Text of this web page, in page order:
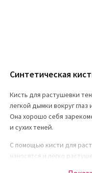
Синтетическая
Кисть для растушевки
легкой дымки вокруг глаз
Она хорошо себя
и сухих теней.
С помощью кисти для
наносятся и легко